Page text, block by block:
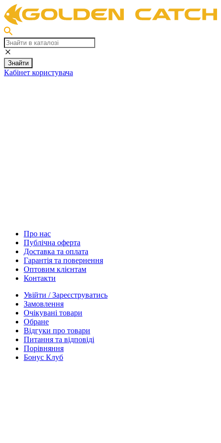
Знайти
Кабінет користувача
Про нас
Публічна оферта
Доставка та оплата
Гарантія та повернення
Оптовим клієнтам
Контакти
Увійти / Зареєструватись
Замовлення
Очікувані товари
Обране
Відгуки про товари
Питання та відповіді
Порівняння
Бонус Клуб